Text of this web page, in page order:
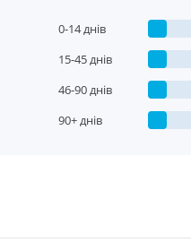
0-14 днів
15-45 днів
46-90 днів
90+ днів